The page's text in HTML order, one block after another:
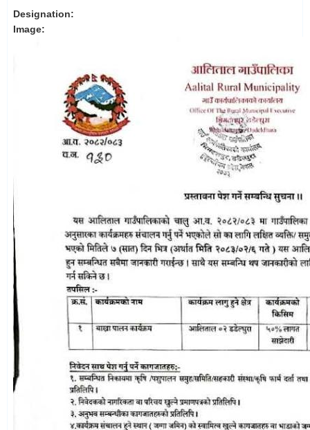
Designation:
Image: